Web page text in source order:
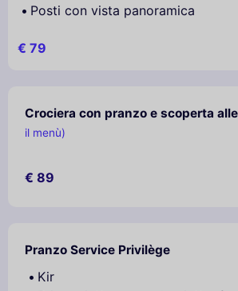
Posti con vista panoramica
€ 79
Crociera con pranzo e scoperta
il menù)
€ 89
Pranzo Service Privilège
Kir